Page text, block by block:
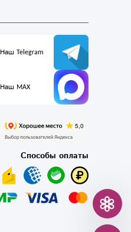
Наш Telegram
Наш MAX
Способы оплаты